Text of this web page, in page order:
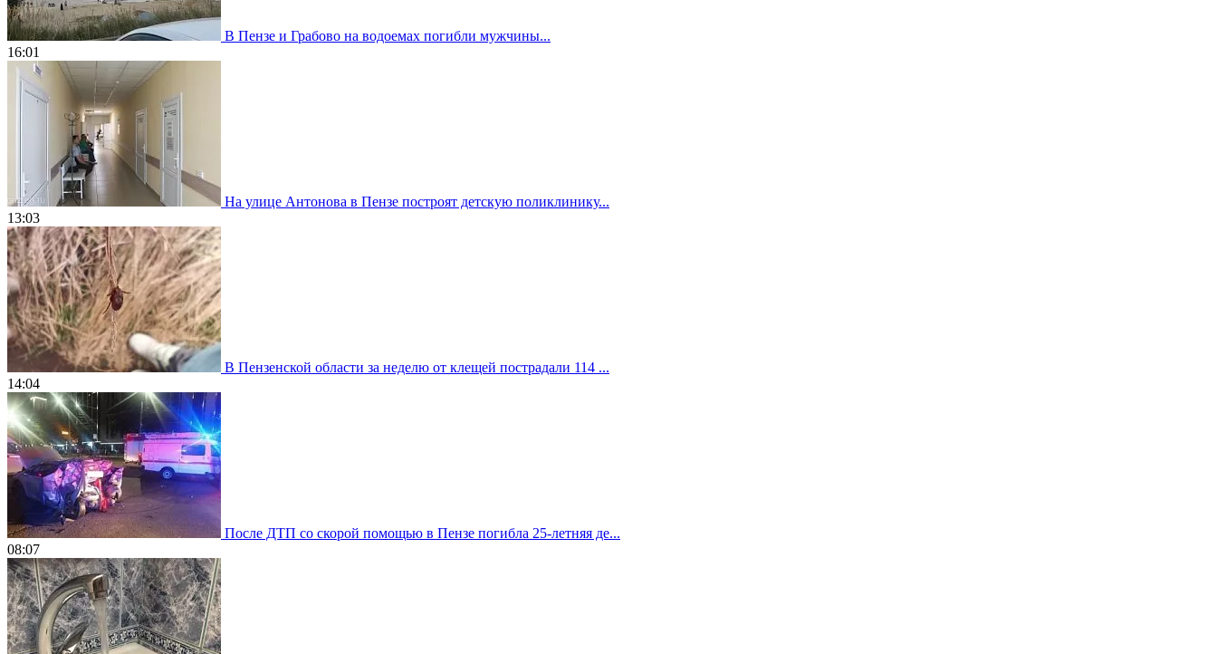
В Пензе и Грабово на водоемах погибли мужчины...
16:01
На улице Антонова в Пензе построят детскую поликлинику...
13:03
В Пензенской области за неделю от клещей пострадали 114 ...
14:04
После ДТП со скорой помощью в Пензе погибла 25-летняя де...
08:07